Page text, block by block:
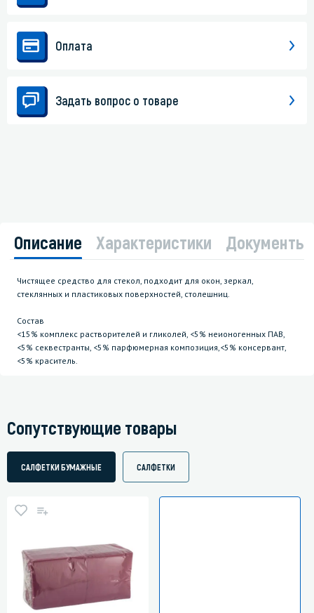
Оплата
Задать вопрос о товаре
Описание Характеристики Документы
Чистящее средство для стекол, подходит для окон, зеркал,
стеклянных и пластиковых поверхностей, столешниц.
Состав
<15% комплекс растворителей и гликолей, <5% неионогенных ПАВ,
<5% секвестранты, <5% парфюмерная композиция,<5% консервант,
<5% краситель.
Сопутствующие товары
САЛФЕТКИ БУМАЖНЫЕ САЛФЕТКИ